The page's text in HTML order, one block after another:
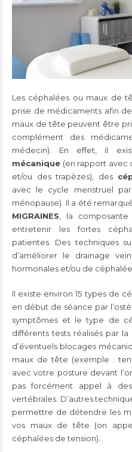
Les céphalées ou maux de
prise de médicaments afin
maux de tête peuvent être
complément des
médecin). En effet, il
mécanique (en rapport avec
et/ou des trapèzes), des
avec le cycle menstruel
ménopause). Il a été
MIGRAINES , la
entretenir les fortes
patientes. Des techniques
d’améliorer le drainage
hormonales et/ou de
Il existe environ 15 types de
en début de séance par
symptômes et le type de
différents tests réalisés par
d’éventuels blocages
maux de tête (exemple :
avec votre posture devant
pas forcément appel à
vertébrales. D’autres
permettre de détendre les
vos maux de tête (on
céphalées de tension).